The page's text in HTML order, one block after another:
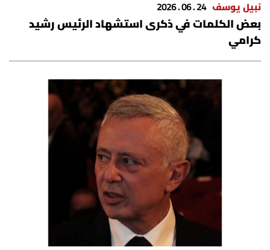
نبيل يوسف 24 . 06 . 2026
بعض الكلمات في ذكرى استشهاد الرئيس رشيد
كرامي